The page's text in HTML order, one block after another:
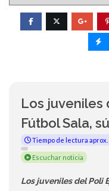
Los juveniles
Fútbol Sala,
Tiempo de lectura aprox.
Escuchar noticia
Los juveniles del Poli